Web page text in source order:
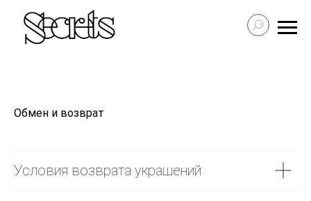
Обмен и возврат
Условия возврата украшений